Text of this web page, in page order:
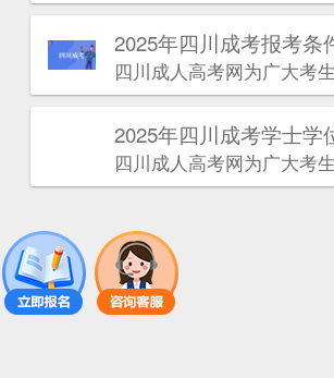
2025年‌‌‌‌四川成考报考条